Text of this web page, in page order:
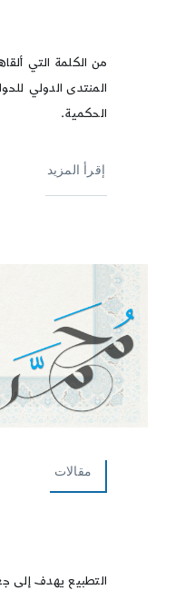
من الكلمة التي
المنتدى الدولي
الحكمية.
إقرأ المزيد
مقالات
التطبيع يهدف إلى